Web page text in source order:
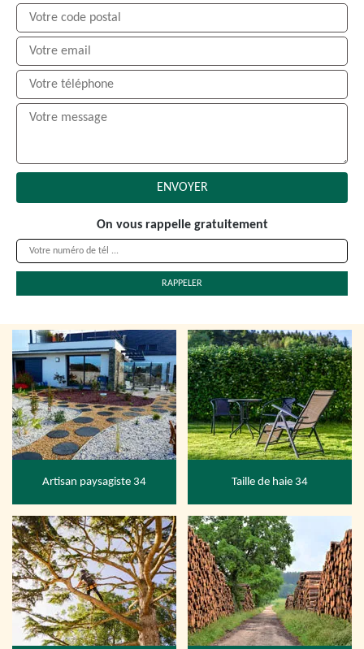
On vous rappelle gratuitement
Artisan paysagiste 34 Taille de haie 34